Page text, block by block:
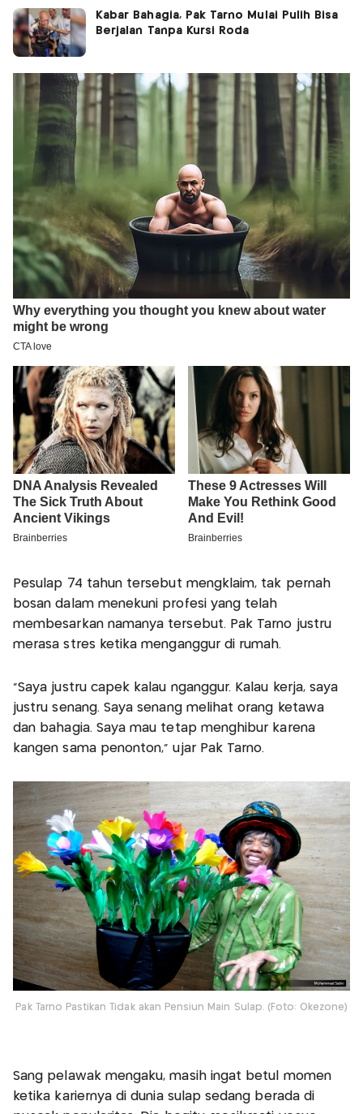
Kabar Bahagia, Pak Tarno Mulai Pulih Bisa
Berjalan Tanpa Kursi Roda
Pesulap 74 tahun tersebut mengklaim, tak pernah
bosan dalam menekuni profesi yang telah
membesarkan namanya tersebut. Pak Tarno justru
merasa stres ketika menganggur di rumah.
"Saya justru capek kalau nganggur. Kalau kerja, saya
justru senang. Saya senang melihat orang ketawa
dan bahagia. Saya mau tetap menghibur karena
kangen sama penonton," ujar Pak Tarno.
Pak Tarno Pastikan Tidak akan Pensiun Main Sulap. (Foto: Okezone)
Sang pelawak mengaku, masih ingat betul momen
ketika kariernya di dunia sulap sedang berada di